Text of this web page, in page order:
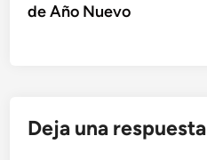
de Año Nuevo
Deja una respuesta